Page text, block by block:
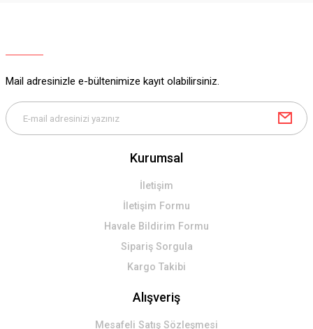
Bu ürüne benzer farklı alternatifler olmalı.
Gönder
Mail adresinizle e-bültenimize kayıt olabilirsiniz.
Kurumsal
İletişim
İletişim Formu
Havale Bildirim Formu
Sipariş Sorgula
Kargo Takibi
Alışveriş
Mesafeli Satış Sözleşmesi